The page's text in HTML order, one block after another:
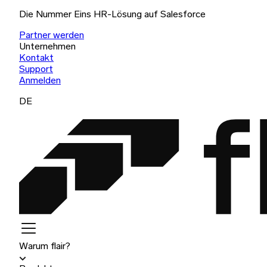
Die Nummer Eins HR-Lösung auf Salesforce
Partner werden
Unternehmen
Kontakt
Support
Anmelden
DE
Warum flair?